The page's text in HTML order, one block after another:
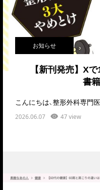
お知らせ
【新刊発売】X
書
2026.06.07 47 view